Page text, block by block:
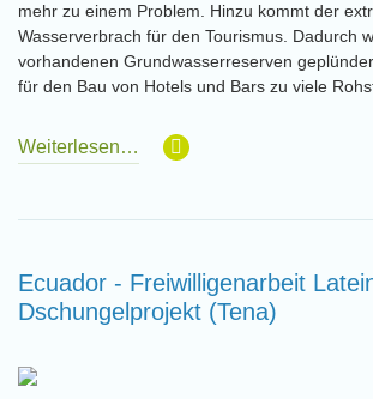
mehr zu einem Problem. Hinzu kommt der
Wasserverbrach für den Tourismus. Dadurch
vorhandenen Grundwasserreserven
für den Bau von Hotels und Bars zu viele
Weiterlesen…
Ecuador - Freiwilligenarbeit
Dschungelprojekt (Tena)